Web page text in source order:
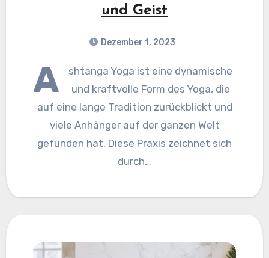
und Geist
Dezember 1, 2023
A
shtanga Yoga ist eine dynamische
und kraftvolle Form des Yoga, die
auf eine lange Tradition zurückblickt und
viele Anhänger auf der ganzen Welt
gefunden hat. Diese Praxis zeichnet sich
durch…